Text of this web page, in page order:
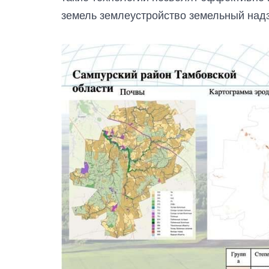
земель землеустройство земельный